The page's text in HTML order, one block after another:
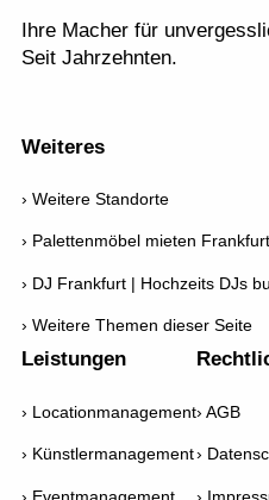
Ihre Macher für
Seit Jahrzehnten.
Weiteres
Weitere Standorte
Palettenmöbel mieten Frankfurt
DJ Frankfurt | Hochzeits DJs
Weitere Themen dieser Seite
Leistungen
Locationmanagement
Künstlermanagement
Eventmanagement
AGB